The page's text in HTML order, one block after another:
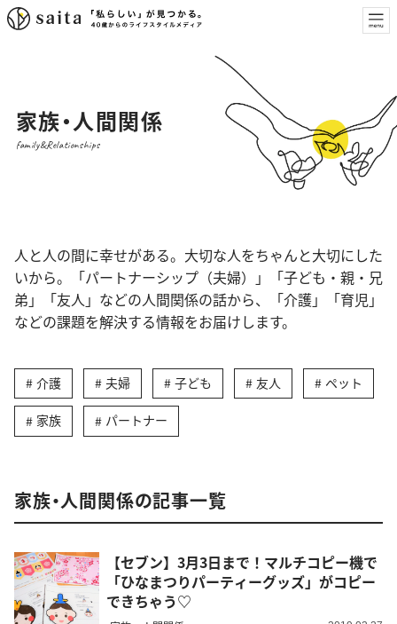
家族・人間関係
family&Relationships
人と人の間に幸せがある。大切な人をちゃんと大切にした
いから。「パートナーシップ（夫婦）」「子ども・親・兄
弟」「友人」などの人間関係の話から、「介護」「育児」
などの課題を解決する情報をお届けします。
介護 夫婦 子ども 友人 ペット
家族 パートナー
家族・人間関係の記事一覧
【セブン】3月3日まで！マルチコピー機で
「ひなまつりパーティーグッズ」がコピー
できちゃう♡